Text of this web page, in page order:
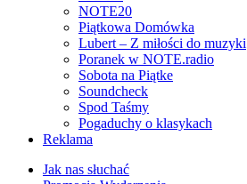
NOTE20
Piątkowa Domówka
Lubert – Z miłości do muzyki
Poranek w NOTE.radio
Sobota na Piątke
Soundcheck
Spod Taśmy
Pogaduchy o klasykach
Reklama
Jak nas słuchać